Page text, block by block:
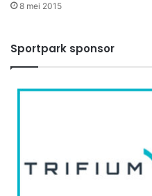
8 mei 2015
Sportpark sponsor